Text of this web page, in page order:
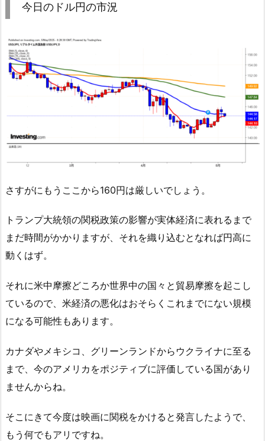
今日のドル円の市況
さすがにもうここから160円は厳しいでしょう。
トランプ大統領の関税政策の影響が実体経済に表れるまで
まだ時間がかかりますが、それを織り込むとなれば円高に
動くはず。
それに米中摩擦どころか世界中の国々と貿易摩擦を起こし
ているので、米経済の悪化はおそらくこれまでにない規模
になる可能性もあります。
カナダやメキシコ、グリーンランドからウクライナに至る
まで、今のアメリカをポジティブに評価している国があり
ませんからね。
そこにきて今度は映画に関税をかけると発言したようで、
もう何でもアリですね。